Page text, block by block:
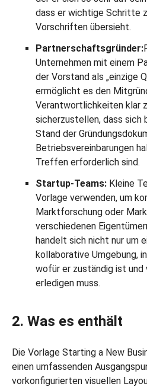
dass er wichtige Schritte
Vorschriften übersieht.
Partnerschaftsgründer:
Unternehmen mit einem
der Vorstand als „einzige
ermöglicht es den
Verantwortlichkeiten klar
sicherzustellen, dass sich
Stand der
Betriebsvereinbarungen
Treffen erforderlich sind.
Startup-Teams: Kleine
Vorlage verwenden, um
Marktforschung oder
verschiedenen
handelt sich nicht nur um
kollaborative Umgebung,
wofür er zuständig ist und
erledigen muss.
2. Was es enthält
Die Vorlage Starting a New
einen umfassenden
vorkonfigurierten visuellen